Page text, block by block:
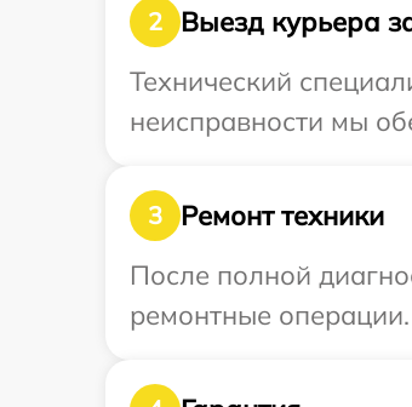
2
Выезд курьера
Технический
неисправности мы
3
Ремонт техники
После полной
ремонтные операции.